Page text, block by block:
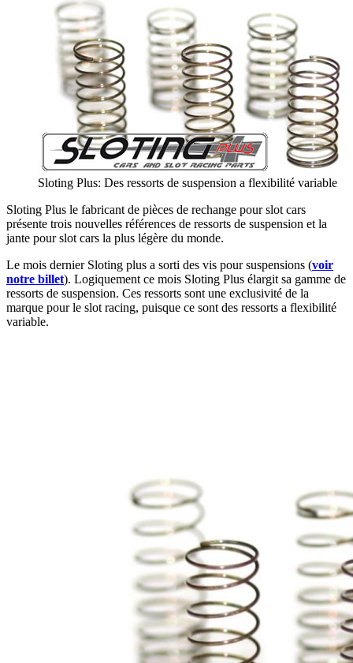
Sloting Plus: Des ressorts de suspension a flexibilité variable
Sloting Plus le fabricant de pièces de rechange pour slot cars
présente trois nouvelles références de ressorts de suspension et la
jante pour slot cars la plus légère du monde.
Le mois dernier Sloting plus a sorti des vis pour suspensions (voir
notre billet). Logiquement ce mois Sloting Plus élargit sa gamme de
ressorts de suspension. Ces ressorts sont une exclusivité de la
marque pour le slot racing, puisque ce sont des ressorts a flexibilité
variable.